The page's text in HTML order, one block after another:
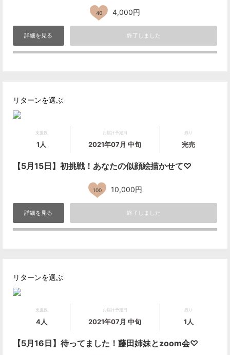
40 4,000円
詳細を見る 終了しました
リターンを選ぶ
支援数
1人
お届け予定日
2021年07月 中旬
残り
完売
【5月15日】初挑戦！あなたの似顔絵描かせて♡
100 10,000円
詳細を見る 終了しました
リターンを選ぶ
支援数
4人
お届け予定日
2021年07月 中旬
残り
1人
【5月16日】待ってました！藤田姉妹とzoom会♡